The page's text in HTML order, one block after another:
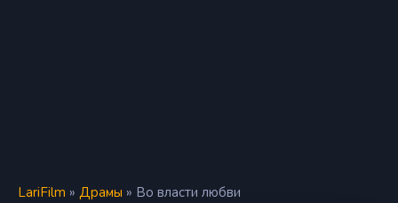
LariFilm » Драмы » Во власти любви